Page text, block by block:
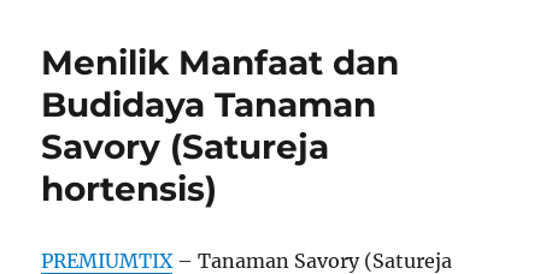
Menilik Manfaat dan
Budidaya Tanaman
Savory (Satureja
hortensis)
PREMIUMTIX– Tanaman Savory (Satureja